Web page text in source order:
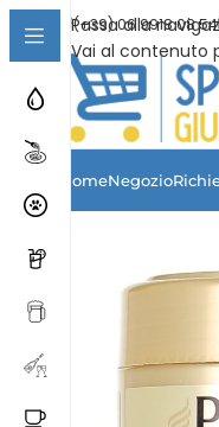
Passa alla
Vai al contenuto
(+39) 06 9918 08 54
HomeNegozio